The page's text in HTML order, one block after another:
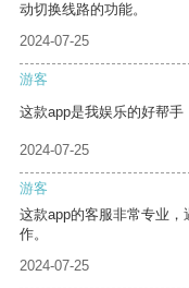
动切换线路的功能。
2024-07-25
游客
这款app是我娱乐的好帮手
2024-07-25
游客
这款app的客服非常专业
作。
2024-07-25